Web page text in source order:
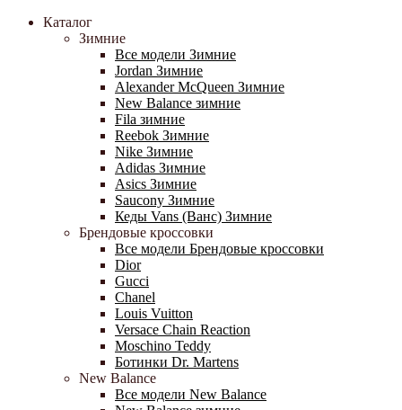
Каталог
Зимние
Все модели Зимние
Jordan Зимние
Alexander McQueen Зимние
New Balance зимние
Fila зимние
Reebok Зимние
Nike Зимние
Adidas Зимние
Asics Зимние
Saucony Зимние
Кеды Vans (Ванс) Зимние
Брендовые кроссовки
Все модели Брендовые кроссовки
Dior
Gucci
Chanel
Louis Vuitton
Versace Chain Reaction
Moschino Teddy
Ботинки Dr. Martens
New Balance
Все модели New Balance